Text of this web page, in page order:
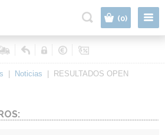
(0)
Noticias
RESULTADOS OPEN